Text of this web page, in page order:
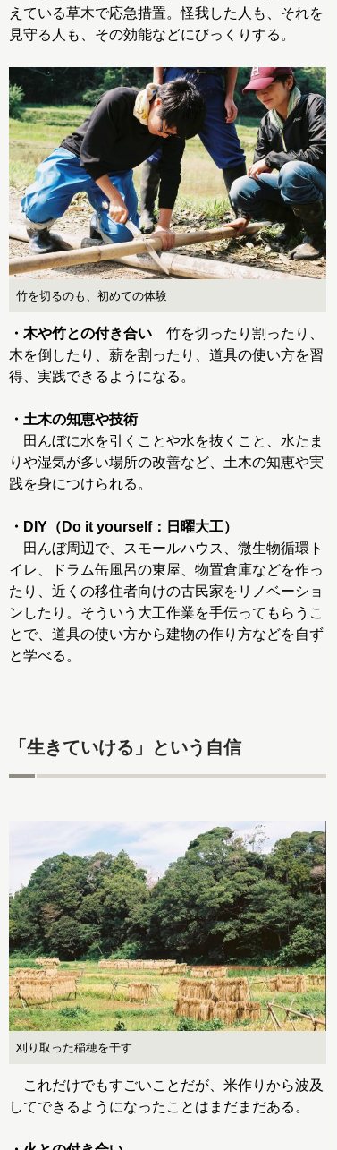
えている草木で応急措置。怪我した人も、それを
見守る人も、その効能などにびっくりする。
竹を切るのも、初めての体験
・木や竹との付き合い 竹を切ったり割ったり、
木を倒したり、薪を割ったり、道具の使い方を習
得、実践できるようになる。
・土木の知恵や技術
田んぼに水を引くことや水を抜くこと、水たま
りや湿気が多い場所の改善など、土木の知恵や実
践を身につけられる。
・DIY（Do it yourself：日曜大工）
田んぼ周辺で、スモールハウス、微生物循環ト
イレ、ドラム缶風呂の東屋、物置倉庫などを作っ
たり、近くの移住者向けの古民家をリノベーショ
ンしたり。そういう大工作業を手伝ってもらうこ
とで、道具の使い方から建物の作り方などを自ず
と学べる。
「生きていける」という自信
刈り取った稲穂を干す
これだけでもすごいことだが、米作りから波及
してできるようになったことはまだまだある。